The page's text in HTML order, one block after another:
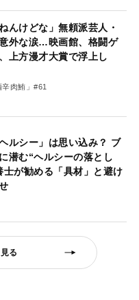
んけどな」無頼派芸人・
外な涙…映画館、格闘ゲ
上方漫才大賞で浮上し
肉鮪」#61
ルシー」は思い込み？ ブ
潜む“ヘルシーの落とし
が勧める「具材」と避け
る